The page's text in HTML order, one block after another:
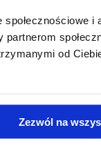
i
od
Zezwól na